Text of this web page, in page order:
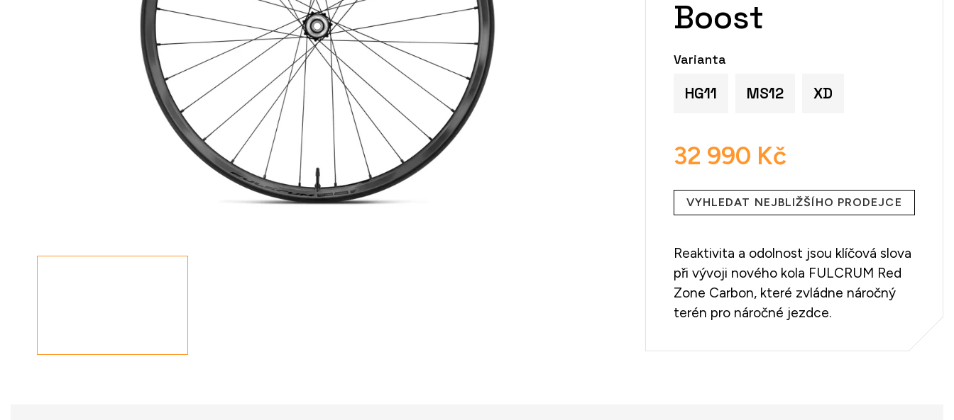
Boost
32 990 Kč
cena:
VYHLEDAT NEJBLIŽŠÍHO PRODEJCE
Varianta
HG11 MS12 XD
Reaktivita a odolnost jsou klíčová slova
při vývoji nového kola FULCRUM Red
Zone Carbon, které zvládne náročný
terén pro náročné jezdce.